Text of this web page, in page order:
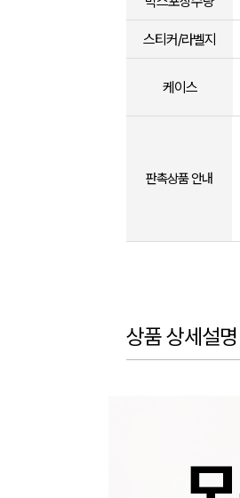
스티커/라벨지
케이스
판촉상품 안내
상품 상세설명